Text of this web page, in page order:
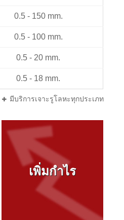
0.5 - 150 mm.
0.5 - 100 mm.
0.5 - 20 mm.
0.5 - 18 mm.
มีบริการเจาะรูโลหะทุกประเภท
เพิ่มกำไร